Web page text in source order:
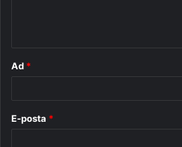
Ad *
E-posta *